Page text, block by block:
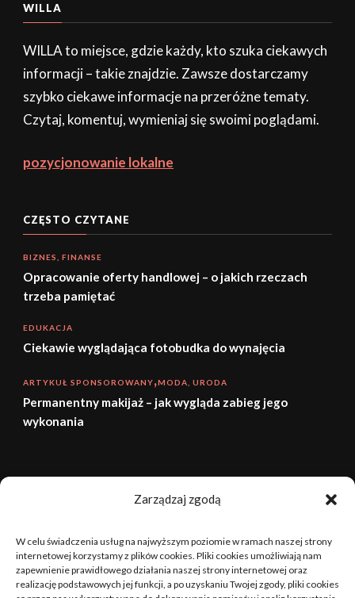
Zarządzaj zgodą
W celu świadczenia usług na najwyższym poziomie w ramach naszej strony
internetowej korzystamy z plików cookies. Pliki cookies umożliwiają nam
zapewnienie prawidłowego działania naszej strony internetowej oraz
realizację podstawowych jej funkcji, a po uzyskaniu Twojej zgody, pliki cookies
WILLA
WILLA to miejsce, gdzie każdy, kto szuka ciekawych
informacji – takie znajdzie. Zawsze dostarczamy
szybko ciekawe informacje na przeróżne tematy.
Czytaj, komentuj, wymieniaj się swoimi poglądami.
pozycjonowanie lokalne
CZĘSTO CZYTANE
BIZNES, FINANSE
Opracowanie oferty handlowej – o jakich rzeczach
trzeba pamiętać
EDUKACJA
Ciekawie wyglądająca fotobudka do wynajęcia
ARTYKUŁ SPONSOROWANY MODA, URODA
Permanentny makijaż – jak wygląda zabieg jego
wykonania
sierpień 2026
1 2
3 4 5 6 7 8 9